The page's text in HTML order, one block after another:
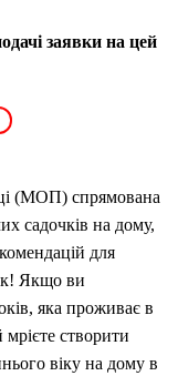
заявки на цей
(МОП) спрямована
садочків на дому,
для
Якщо ви
яка проживає в
створити
віку на дому в